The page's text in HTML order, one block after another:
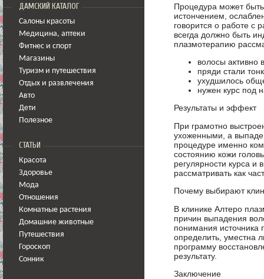
ДАМСКИЙ КАТАЛОГ
Салоны красоты
Медицина, аптеки
Фитнес и спорт
Магазины
Туризм и путешествия
Отдых и развлечения
Авто
Дети
Полезное
СТАТЬИ
Красота
Здоровье
Мода
Отношения
Комнатные растения
Домашние животные
Путешествия
Гороскоп
Сонник
Процедура может
истончением,
говорится о работе
всегда должно быть
плазмотерапию
волосы активно
пряди стали
ухудшилось
нужен курс под
Результаты и эффект
При грамотно
ухоженными, а
процедуре именно
состоянию кожи
регулярности курса
рассматривать как
Почему выбирают
В клинике Алтеро
причин выпадения
понимания
определить, уместна
программу
результату.
Заключение